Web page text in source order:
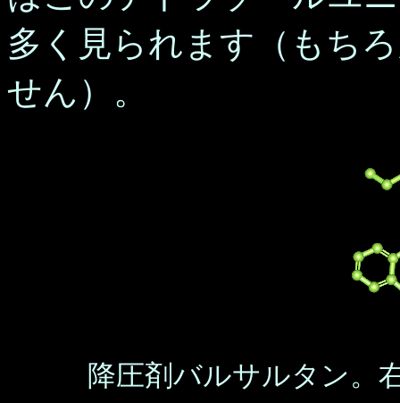
多く見られます（もち
せん）。
降圧剤バルサルタン。